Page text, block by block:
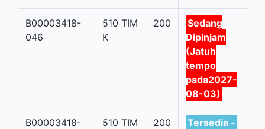
B00003418-
046
510 TIM
K
200
Sedang
Dipinjam
(Jatuh
tempo
pada2027-
08-03)
B00003418-
510 TIM
200 Tersedia -